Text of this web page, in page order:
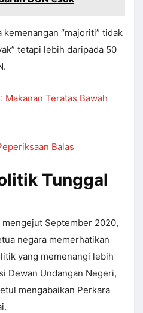
“majoriti” tidak
tetapi lebih daripada 50
Makanan Teratas Bawah
Balas
Tunggal
September 2020,
negara memerhatikan
yang memenangi lebih
Dewan Undangan Negeri,
mengabaikan Perkara